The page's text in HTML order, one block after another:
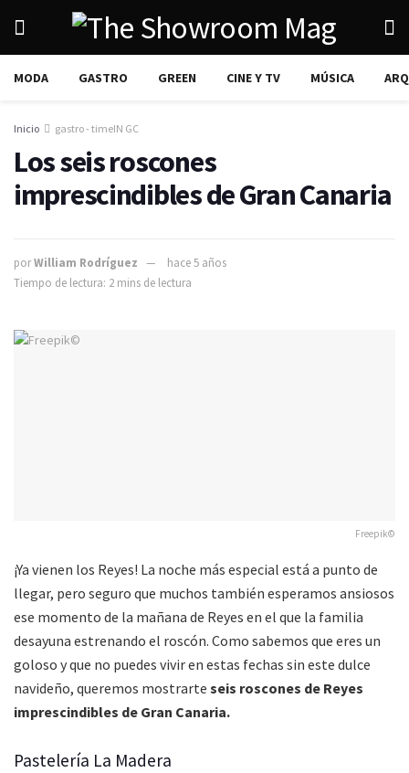
MODA GASTRO GREEN CINE Y TV MÚSICA
Inicio gastro - timeIN GC
Los seis roscones
imprescindibles de Gran Canaria
porWilliam Rodríguez
hace 5 años
Tiempo de lectura: 2 mins de lectura
Freepik©
¡Ya vienen los Reyes! La noche más especial está a punto de
llegar, pero seguro que muchos también esperamos ansiosos
ese momento de la mañana de Reyes en el que la familia
desayuna estrenando el roscón. Como sabemos que eres un
goloso y que no puedes vivir en estas fechas sin este dulce
navideño, queremos mostrarte seis roscones de Reyes
imprescindibles de Gran Canaria.
Pastelería La Madera